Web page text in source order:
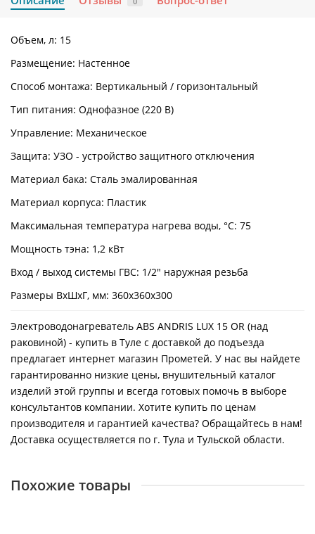
Объем, л: 15
Размещение: Настенное
Способ монтажа: Вертикальный / горизонтальный
Тип питания: Однофазное (220 В)
Управление: Механическое
Защита: УЗО - устройство защитного отключения
Материал бака: Сталь эмалированная
Материал корпуса: Пластик
Максимальная температура нагрева воды, °С: 75
Мощность тэна: 1,2 кВт
Вход / выход системы ГВС: 1/2" наружная резьба
Размеры ВхШхГ, мм: 360х360х300
Электроводонагреватель ABS ANDRIS LUX 15 OR (над
раковиной) - купить в Туле с доставкой до подъезда
предлагает интернет магазин Прометей. У нас вы найдете
гарантированно низкие цены, внушительный каталог
изделий этой группы и всегда готовых помочь в выборе
консультантов компании. Хотите купить по ценам
производителя и гарантией качества? Обращайтесь в нам!
Доставка осуществляется по г. Тула и Тульской области.
Похожие товары